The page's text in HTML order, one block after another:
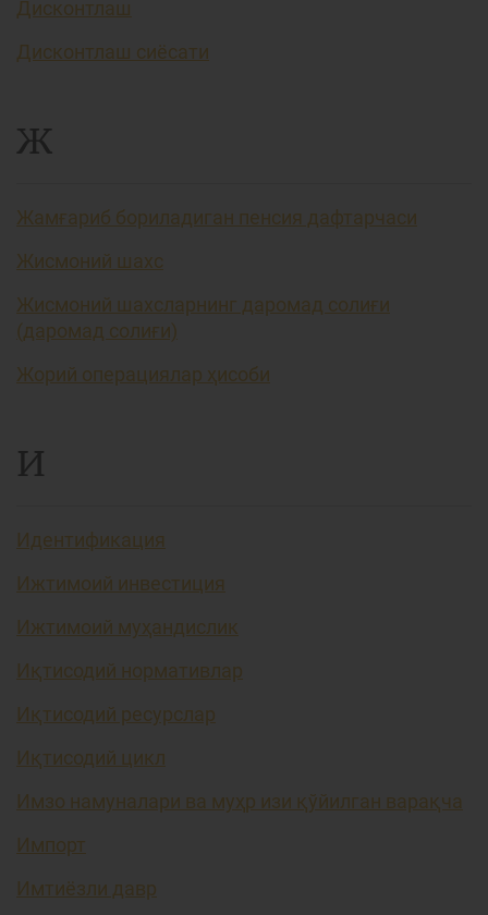
Дисконтлаш
Дисконтлаш сиёсати
Ж
Жамғариб бориладиган пенсия дафтарчаси
Жисмоний шахс
Жисмоний шахсларнинг даромад солиғи
(даромад солиғи)
Жорий операциялар ҳисоби
И
Идентификация
Ижтимоий инвестиция
Ижтимоий муҳандислик
Иқтисодий нормативлар
Иқтисодий ресурслар
Иқтисодий цикл
Имзо намуналари ва муҳр изи қўйилган варақча
Импорт
Имтиёзли давр